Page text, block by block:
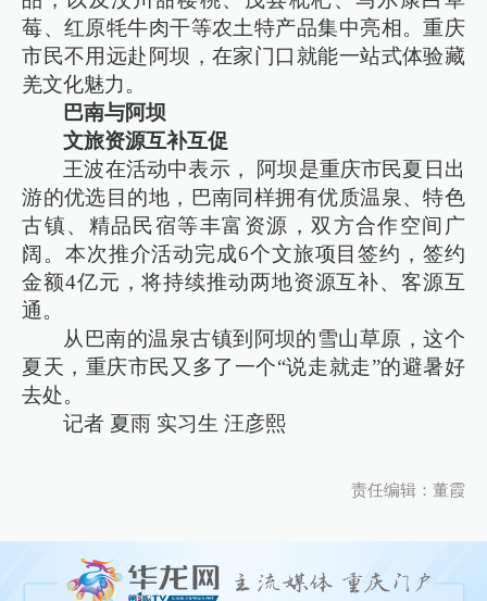
莓、红原牦牛肉干等农土特产品集中亮相。重庆
市民不用远赴阿坝，在家门口就能一站式体验藏
羌文化魅力。
巴南与阿坝
文旅资源互补互促
王波在活动中表示， 阿坝是重庆市民夏日出
游的优选目的地，巴南同样拥有优质温泉、特色
古镇、精品民宿等丰富资源，双方合作空间广
阔。本次推介活动完成6个文旅项目签约，签约
金额4亿元，将持续推动两地资源互补、客源互
通。
从巴南的温泉古镇到阿坝的雪山草原，这个
夏天，重庆市民又多了一个“说走就走”的避暑好
去处。
记者 夏雨 实习生 汪彦熙
责任编辑：董霞